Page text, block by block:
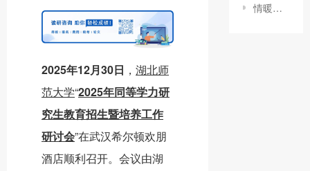
2025年12月30日 ， 湖北师
范大学“2025年同等学力研
究生教育招生暨培养工作
研讨会”在武汉希尔顿欢朋
酒店顺利召开。会议由湖
情暖冬日 扫雪护行——山西易学科技专修学院开展扫雪铲冰活动